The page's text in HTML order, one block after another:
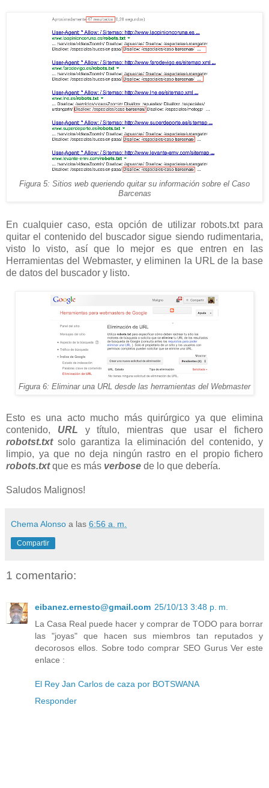
Figura 5: Sitios web queriendo quitar su información sobre el Caso
Barcenas
En cualquier caso, esta opción de utilizar robots.txt para
quitar el contenido del buscador sigue siendo rudimentaria,
visto lo visto, así que lo mejor es que entren en las
Herramientas del Webmaster, y eliminen la URL de la base
de datos del buscador y listo.
Figura 6: Eliminar una URL desde las herramientas del Webmaster
Esto es una acto mucho más quirúrgico ya que elimina
contenido, URL y título, mientras que usar el fichero
robotst.txtsolo garantiza la eliminación del contenido, y
limpio, ya que no deja ningún rastro en el propio fichero
robots.txtque es más verbose de lo que debería.
Saludos Malignos!
Chema Alonso a las 6:56 a. m.
Compartir
1 comentario:
eibanez.ernesto@gmail.com 25/10/13 3:48 p. m.
La Casa Real puede hacer y comprar de TODO para borrar
las "joyas" que hacen sus miembros tan reputados y
decorosos ellos. Sobre todo comprar SEO Gurus Ver este
enlace :
El Rey Jan Carlos de caza por BOTSWANA
Responder